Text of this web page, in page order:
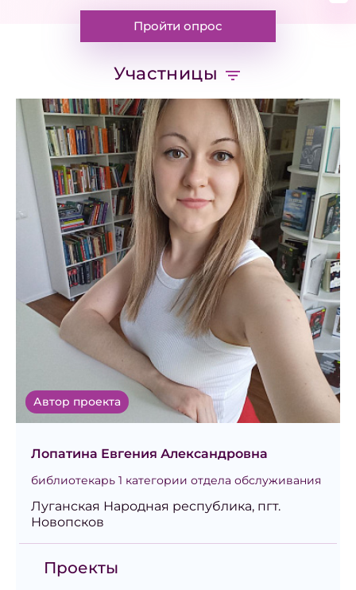
Пройти опрос
Участницы
Автор проекта
Лопатина Евгения Александровна
библиотекарь 1 категории отдела обслуживания
Луганская Народная республика, пгт.
Новопсков
Проекты